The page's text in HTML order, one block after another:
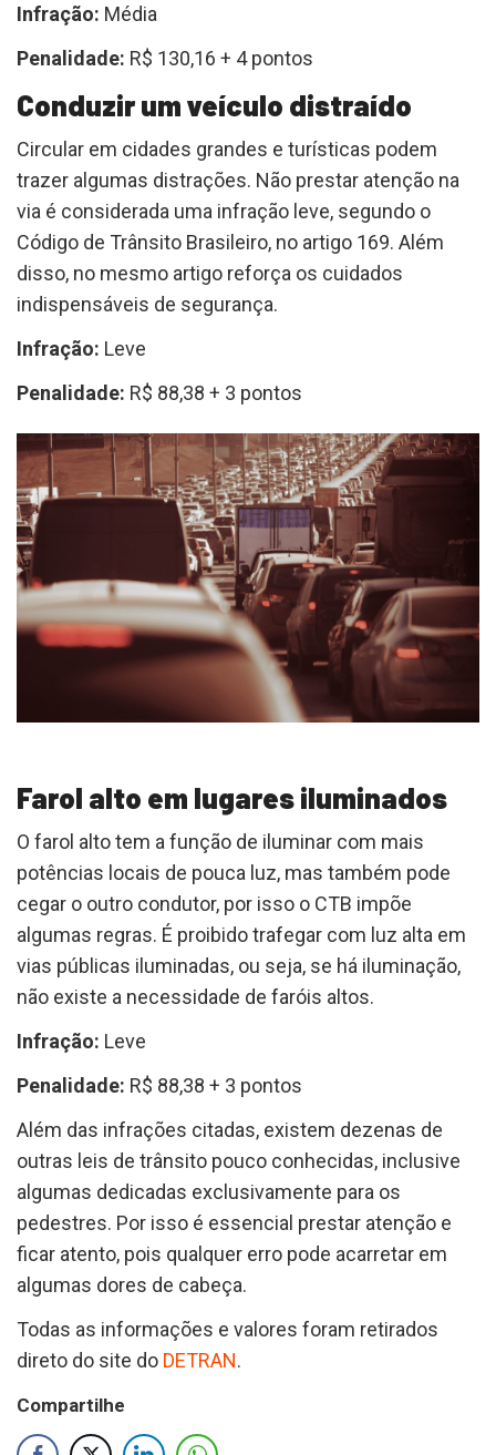
Infração: Média
Penalidade: R$ 130,16 + 4 pontos
Conduzir um veículo distraído
Circular em cidades grandes e turísticas podem
trazer algumas distrações. Não prestar atenção na
via é considerada uma infração leve, segundo o
Código de Trânsito Brasileiro, no artigo 169. Além
disso, no mesmo artigo reforça os cuidados
indispensáveis de segurança.
Infração: Leve
Penalidade: R$ 88,38 + 3 pontos
Farol alto em lugares iluminados
O farol alto tem a função de iluminar com mais
potências locais de pouca luz, mas também pode
cegar o outro condutor, por isso o CTB impõe
algumas regras. É proibido trafegar com luz alta em
vias públicas iluminadas, ou seja, se há iluminação,
não existe a necessidade de faróis altos.
Infração: Leve
Penalidade: R$ 88,38 + 3 pontos
Além das infrações citadas, existem dezenas de
outras leis de trânsito pouco conhecidas, inclusive
algumas dedicadas exclusivamente para os
pedestres. Por isso é essencial prestar atenção e
ficar atento, pois qualquer erro pode acarretar em
algumas dores de cabeça.
Todas as informações e valores foram retirados
direto do site do DETRAN.
Compartilhe